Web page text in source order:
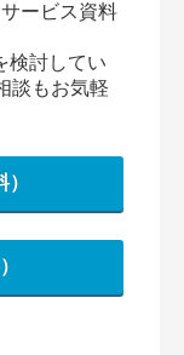
ービス資料
検討してい
談もお気軽